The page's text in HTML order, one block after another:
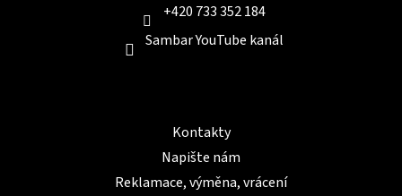
+420 733 352 184
Sambar YouTube kanál
Kontakty
Napište nám
Reklamace, výměna, vrácení